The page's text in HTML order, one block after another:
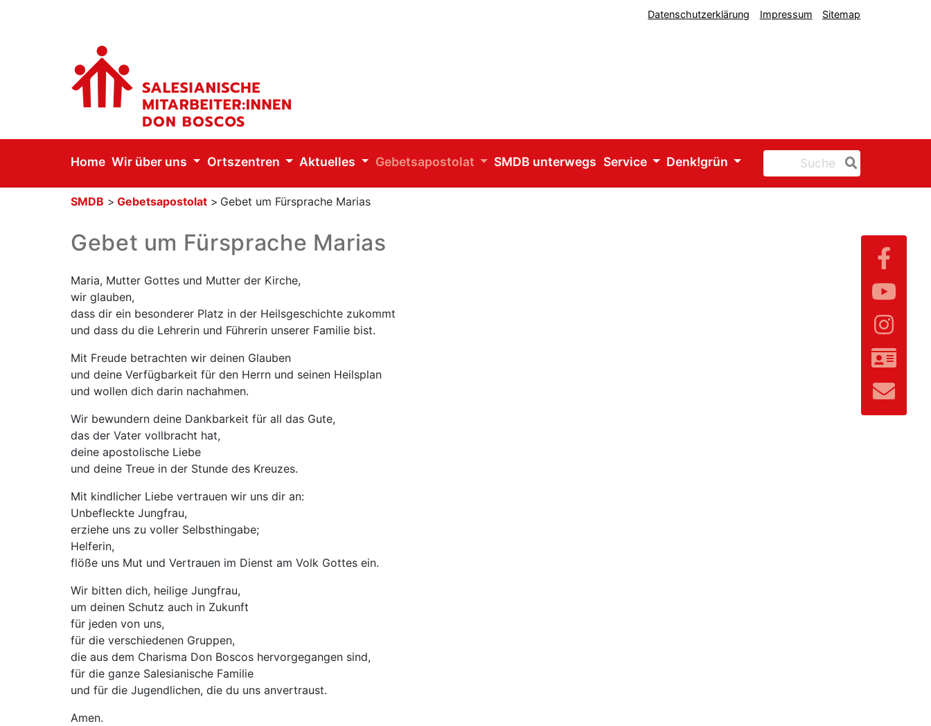
Datenschutzerklärung Impressum Sitemap
Home Wir über uns Ortszentren Aktuelles Gebetsapostolat SMDB unterwegs Service Denk!grün
SMDB > Gebetsapostolat > Gebet um Fürsprache Marias
Gebet um Fürsprache Marias
Maria, Mutter Gottes und Mutter der Kirche,
wir glauben,
dass dir ein besonderer Platz in der Heilsgeschichte zukommt
und dass du die Lehrerin und Führerin unserer Familie bist.
Mit Freude betrachten wir deinen Glauben
und deine Verfügbarkeit für den Herrn und seinen Heilsplan
und wollen dich darin nachahmen.
Wir bewundern deine Dankbarkeit für all das Gute,
das der Vater vollbracht hat,
deine apostolische Liebe
und deine Treue in der Stunde des Kreuzes.
Mit kindlicher Liebe vertrauen wir uns dir an:
Unbefleckte Jungfrau,
erziehe uns zu voller Selbsthingabe;
Helferin,
flöße uns Mut und Vertrauen im Dienst am Volk Gottes ein.
Wir bitten dich, heilige Jungfrau,
um deinen Schutz auch in Zukunft
für jeden von uns,
für die verschiedenen Gruppen,
die aus dem Charisma Don Boscos hervorgegangen sind,
für die ganze Salesianische Familie
und für die Jugendlichen, die du uns anvertraust.
Amen.